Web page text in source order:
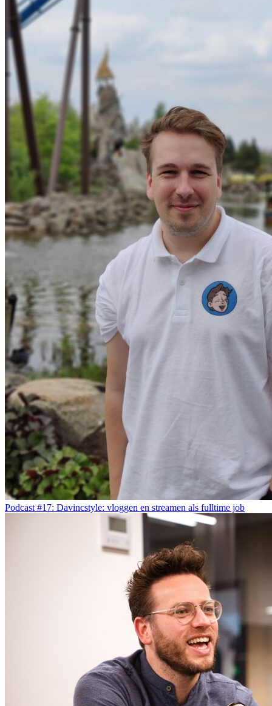
Podcast #17: Davincstyle: vloggen en streamen als fulltime job